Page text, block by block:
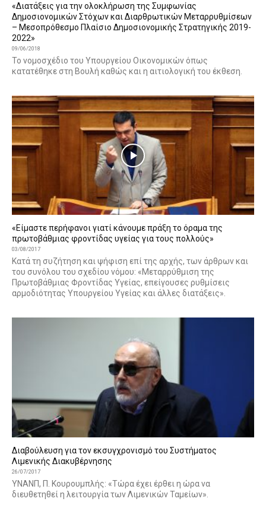
«Διατάξεις για την ολοκλήρωση της Συμφωνίας
Δημοσιονομικών Στόχων και Διαρθρωτικών Μεταρρυθμίσεων
– Μεσοπρόθεσμο Πλαίσιο Δημοσιονομικής Στρατηγικής 2019-
2022»
09/06/2018
Το νομοσχέδιο του Υπουργείου Οικονομικών όπως
κατατέθηκε στη Βουλή καθώς και η αιτιολογική του έκθεση.
«Είμαστε περήφανοι γιατί κάνουμε πράξη το όραμα της
πρωτοβάθμιας φροντίδας υγείας για τους πολλούς»
03/08/2017
Κατά τη συζήτηση και ψήφιση επί της αρχής, των άρθρων και
του συνόλου του σχεδίου νόμου: «Μεταρρύθμιση της
Πρωτοβάθμιας Φροντίδας Υγείας, επείγουσες ρυθμίσεις
αρμοδιότητας Υπουργείου Υγείας και άλλες διατάξεις».
Διαβούλευση για τον εκσυγχρονισμό του Συστήματος
Λιμενικής Διακυβέρνησης
26/07/2017
ΥΝΑΝΠ, Π. Κουρουμπλής: «Τώρα έχει έρθει η ώρα να
διευθετηθεί η λειτουργία των Λιμενικών Ταμείων».